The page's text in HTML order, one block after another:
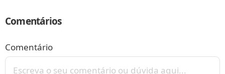
Comentários
Comentário